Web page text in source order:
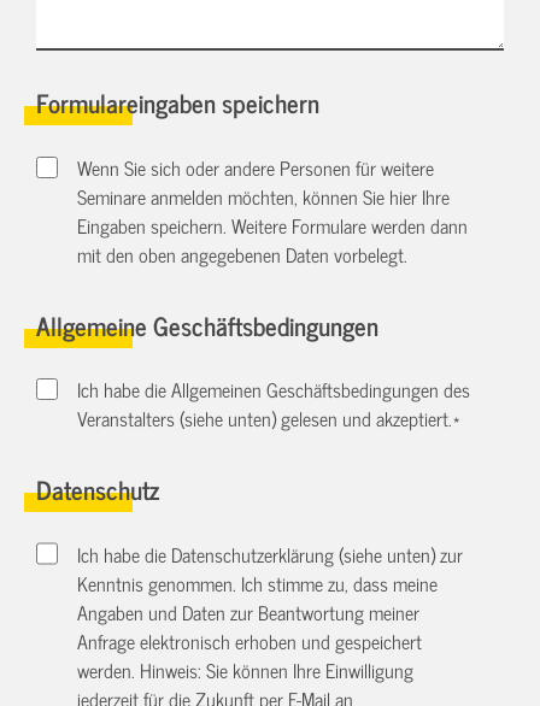
Formulareingaben speichern
Wenn Sie sich oder andere Personen für weitere
Seminare anmelden möchten, können Sie hier Ihre
Eingaben speichern. Weitere Formulare werden dann
mit den oben angegebenen Daten vorbelegt.
Allgemeine Geschäftsbedingungen
Ich habe die Allgemeinen Geschäftsbedingungen des
Veranstalters (siehe unten) gelesen und akzeptiert.*
Datenschutz
Ich habe die Datenschutzerklärung (siehe unten) zur
Kenntnis genommen. Ich stimme zu, dass meine
Angaben und Daten zur Beantwortung meiner
Anfrage elektronisch erhoben und gespeichert
werden. Hinweis: Sie können Ihre Einwilligung
jederzeit für die Zukunft per E-Mail an